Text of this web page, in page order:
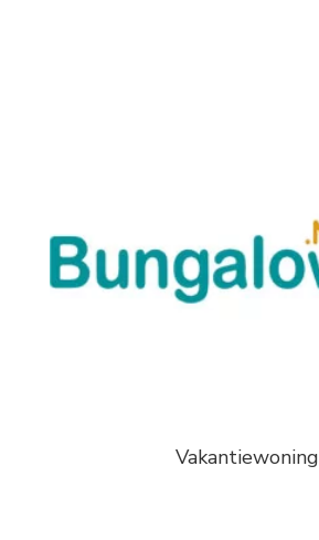
Vakantiewoning